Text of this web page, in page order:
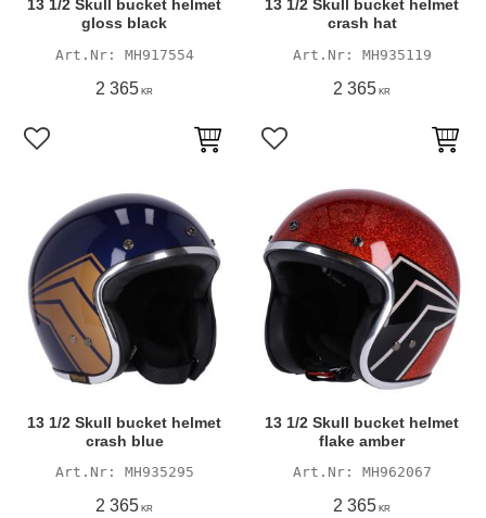
13 1/2 Skull bucket helmet
gloss black
MH917554
2 365 KR
Lägg till i favoriter
13 1/2 Skull bucket helmet
crash hat
MH935119
2 365 KR
Lägg till i favoriter
13 1/2 Skull bucket helmet
crash blue
MH935295
2 365 KR
13 1/2 Skull bucket helmet
flake amber
MH962067
2 365 KR